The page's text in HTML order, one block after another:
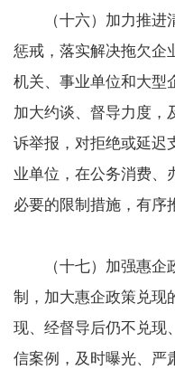
（十六）加力推进
惩戒，落实解决拖欠企
机关、事业单位和大型
加大约谈、督导力度，
诉举报，对拒绝或延迟
业单位，在公务消费、
必要的限制措施，有序
（十七）加强惠企
制，加大惠企政策兑现
现、经督导后仍不兑现
信案例，及时曝光、严